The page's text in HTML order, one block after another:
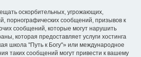
оскорбительных, угрожающих,
порнографических сообщений, призывов к
сообщений, которые могут нарушить
которая предоставляет услуги хостинга
школа "Путь к Богу"» или международное
таких сообщений могут привести к вашему